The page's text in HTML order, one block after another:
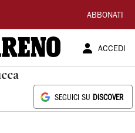
ABBONATI
ACCEDI
SEGUICI SU DISCOVER